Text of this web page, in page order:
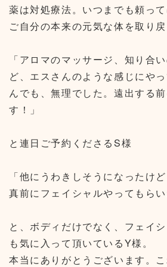
薬は対処療法。いつまでも頼って
ご自分の本来の元気な体を取り戻
「アロマのマッサージ、知り合
ど、エスさんのような感じにや
んでも、無理でした。遠出する
す！」
と連日ご予約くださるS様
「他にうわきしそうになったけ
真前にフェイシャルやってもらい
と、ボディだけでなく、フェイ
も気に入って頂いているY様。
本当にありがとうございます。